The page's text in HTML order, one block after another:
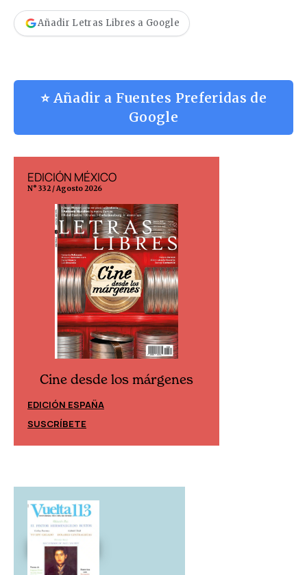
Añadir Letras Libres a Google
⭐ Añadir a Fuentes Preferidas de
Google
EDICIÓN MÉXICO
N° 332 / Agosto 2026
Cine desde los márgenes
EDICIÓN ESPAÑA
SUSCRÍBETE